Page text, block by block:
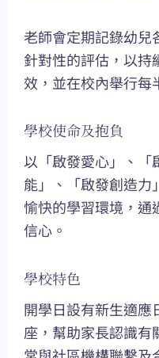
老師會定期記錄幼兒
針對性的評估，以持
效，並在校內舉行每
學校使命及抱負
以「啟發愛心」、「
能」、「啟發創造力
愉快的學習環境，通
信心。
學校特色
開學日設有新生適應
座，幫助家長認識有